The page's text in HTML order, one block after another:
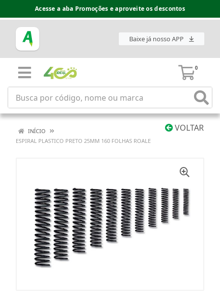
Acesse a aba Promoções e aproveite os descontos
Baixe já nosso APP
0
VOLTAR
INÍCIO
ESPIRAL PLASTICO PRETO 25MM 160 FOLHAS ROALE